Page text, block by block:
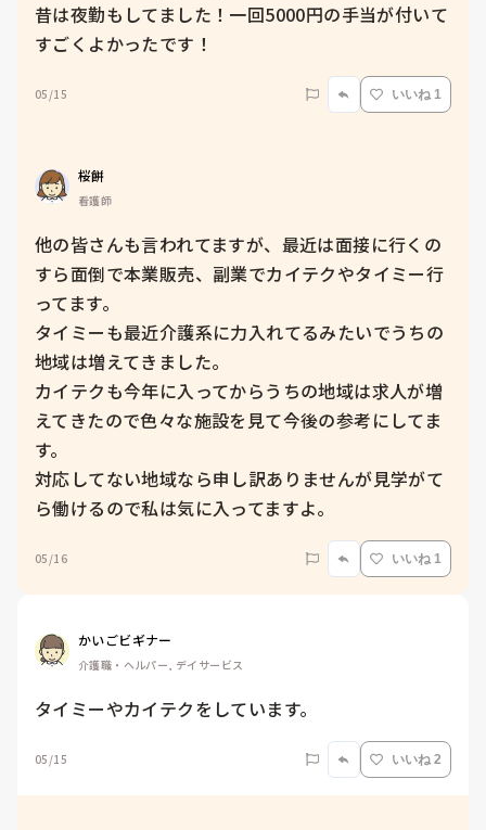
昔は夜勤もしてました！一回5000円の手当が付いて
すごくよかったです！
05/15 いいね 1
桜餅
看護師
他の皆さんも言われてますが、最近は面接に行くの
すら面倒で本業販売、副業でカイテクやタイミー行
ってます。
タイミーも最近介護系に力入れてるみたいでうちの
地域は増えてきました。
カイテクも今年に入ってからうちの地域は求人が増
えてきたので色々な施設を見て今後の参考にしてま
す。
対応してない地域なら申し訳ありませんが見学がて
ら働けるので私は気に入ってますよ。
05/16 いいね 1
かいごビギナー
介護職・ヘルパー, デイサービス
タイミーやカイテクをしています。
05/15 いいね 2